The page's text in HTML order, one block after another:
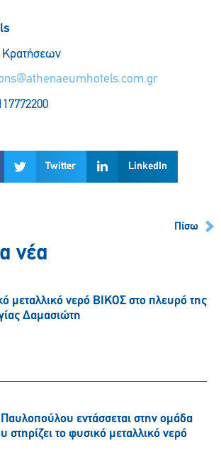
Κρατήσεων
Twitter LinkedIn
Πίσω
νέα
μεταλλικό νερό ΒΙΚΟΣ στο πλευρό της
Δαμασιώτη
εντάσσεται στην ομάδα
το φυσικό μεταλλικό νερό